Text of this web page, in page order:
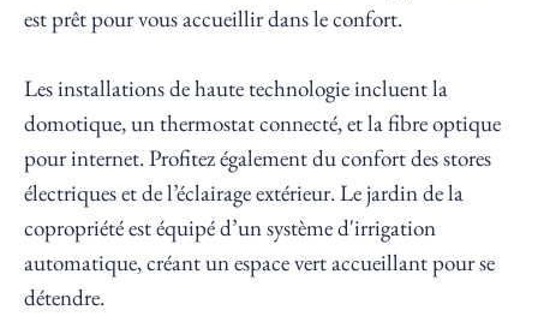
est prêt pour vous accueillir dans le confort.
Les installations de haute technologie incluent la
domotique, un thermostat connecté, et la fibre optique
pour internet. Profitez également du confort des stores
électriques et de l’éclairage extérieur. Le jardin de la
copropriété est équipé d’un système d'irrigation
automatique, créant un espace vert accueillant pour se
détendre.